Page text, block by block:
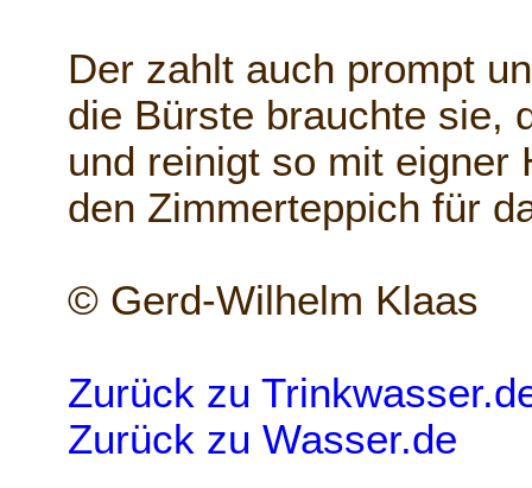
Der zahlt auch prompt
die Bürste brauchte sie,
und reinigt so mit eigner
den Zimmerteppich für
© Gerd-Wilhelm Klaas
Zurück zu
Zurück zu Wasser.de